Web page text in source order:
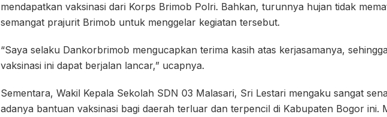
mendapatkan vaksinasi dari Korps Brimob Polri. Bahkan, turunnya hujan tidak
semangat prajurit Brimob untuk menggelar kegiatan tersebut.
“Saya selaku Dankorbrimob mengucapkan terima kasih atas kerjasamanya,
vaksinasi ini dapat berjalan lancar,” ucapnya.
Sementara, Wakil Kepala Sekolah SDN 03 Malasari, Sri Lestari mengaku sangat
adanya bantuan vaksinasi bagi daerah terluar dan terpencil di Kabupaten Bogor ini.